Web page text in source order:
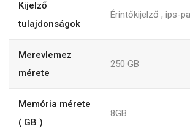
Kijelző
tulajdonságok
Érintőkijelző , ips-
Merevlemez
mérete
250 GB
Memória mérete
( GB )
8GB